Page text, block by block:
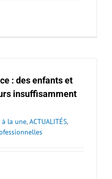
: des enfants et
insuffisamment
à la une,ACTUALITÉS,